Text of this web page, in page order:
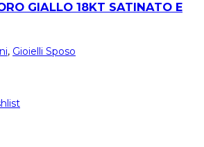
GIALLO 18KT SATINATO E
, Gioielli Sposo